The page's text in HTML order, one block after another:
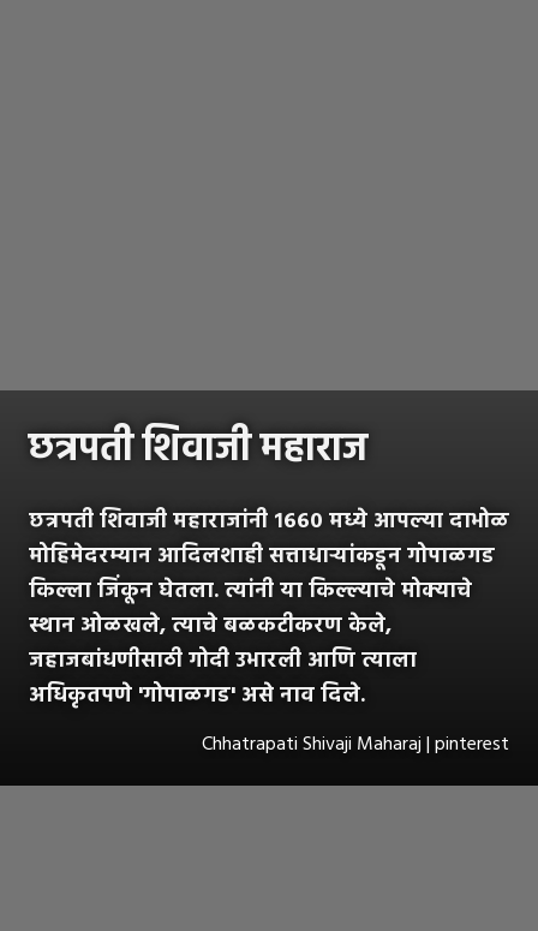
छत्रपती शिवाजी महाराज
छत्रपती शिवाजी महाराजांनी १६६० मध्ये आपल्या दाभोळ
मोहिमेदरम्यान आदिलशाही सत्ताधाऱ्यांकडून गोपाळगड
किल्ला जिंकून घेतला. त्यांनी या किल्ल्याचे मोक्याचे
स्थान ओळखले, त्याचे बळकटीकरण केले,
जहाजबांधणीसाठी गोदी उभारली आणि त्याला
अधिकृतपणे 'गोपाळगड' असे नाव दिले.
Chhatrapati Shivaji Maharaj | pinterest